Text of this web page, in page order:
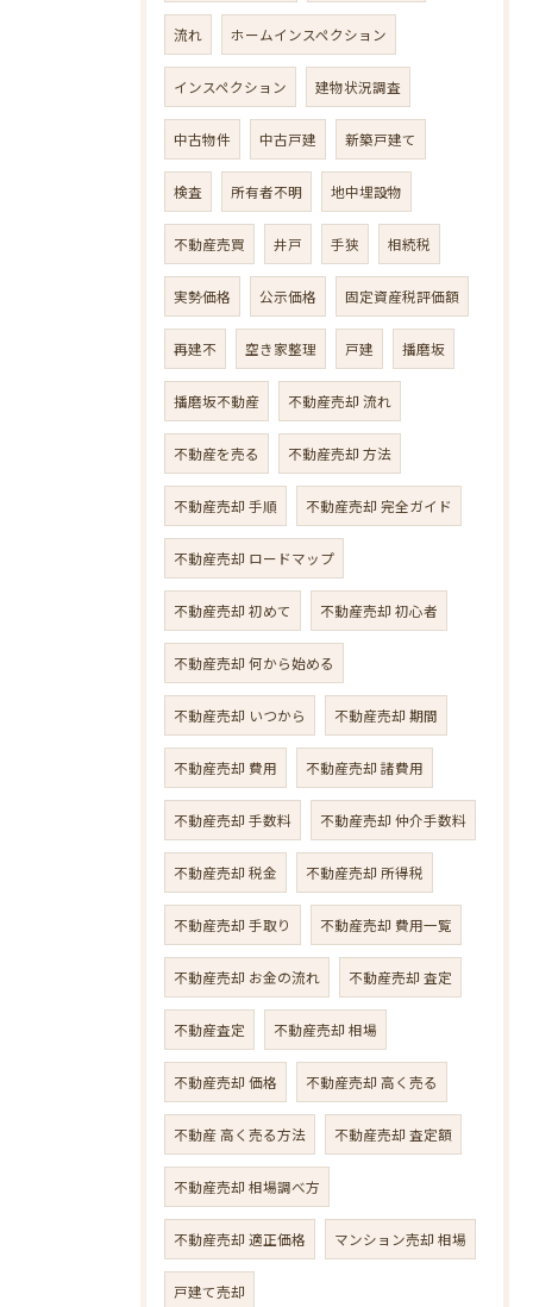
流れ ホームインスペクション
インスペクション 建物状況調査
中古物件 中古戸建 新築戸建て
検査 所有者不明 地中埋設物
不動産売買 井戸 手狭 相続税
実勢価格 公示価格 固定資産税評価額
再建不 空き家整理 戸建 播磨坂
播磨坂不動産 不動産売却 流れ
不動産を売る 不動産売却 方法
不動産売却 手順 不動産売却 完全ガイド
不動産売却 ロードマップ
不動産売却 初めて 不動産売却 初心者
不動産売却 何から始める
不動産売却 いつから 不動産売却 期間
不動産売却 費用 不動産売却 諸費用
不動産売却 手数料 不動産売却 仲介手数料
不動産売却 税金 不動産売却 所得税
不動産売却 手取り 不動産売却 費用一覧
不動産売却 お金の流れ 不動産売却 査定
不動産査定 不動産売却 相場
不動産売却 価格 不動産売却 高く売る
不動産 高く売る方法 不動産売却 査定額
不動産売却 相場調べ方
不動産売却 適正価格 マンション売却 相場
戸建て売却